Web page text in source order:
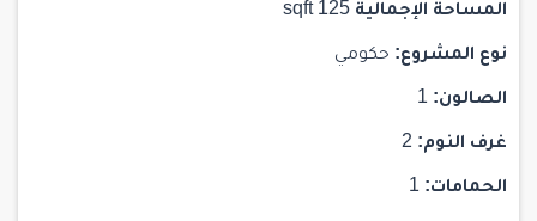
المساحة الإجمالية
نوع المشروع: حكومي
الصالون:
غرف النوم:
الحمامات: